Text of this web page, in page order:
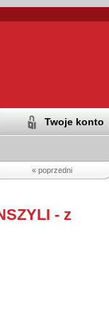
Twoje konto
« poprzedni
- z